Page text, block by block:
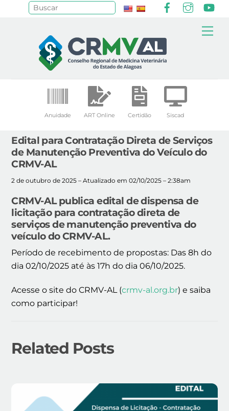
Anuidade ART Online Certidão Siscad
Edital para Contratação Direta de Serviços
de Manutenção Preventiva do Veículo do
CRMV-AL
2 de outubro de 2025 – Atualizado em 02/10/2025 – 2:38am
CRMV-AL publica edital de dispensa de
licitação para contratação direta de
serviços de manutenção preventiva do
veículo do CRMV-AL.
Período de recebimento de propostas: Das 8h do
dia 02/10/2025 até às 17h do dia 06/10/2025.
Acesse o site do CRMV-AL (crmv-al.org.br) e saiba
como participar!
Related Posts